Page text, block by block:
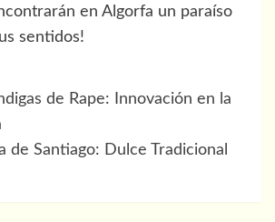
en Algorfa un paraíso
sentidos!
de Rape: Innovación en la
de Santiago: Dulce Tradicional